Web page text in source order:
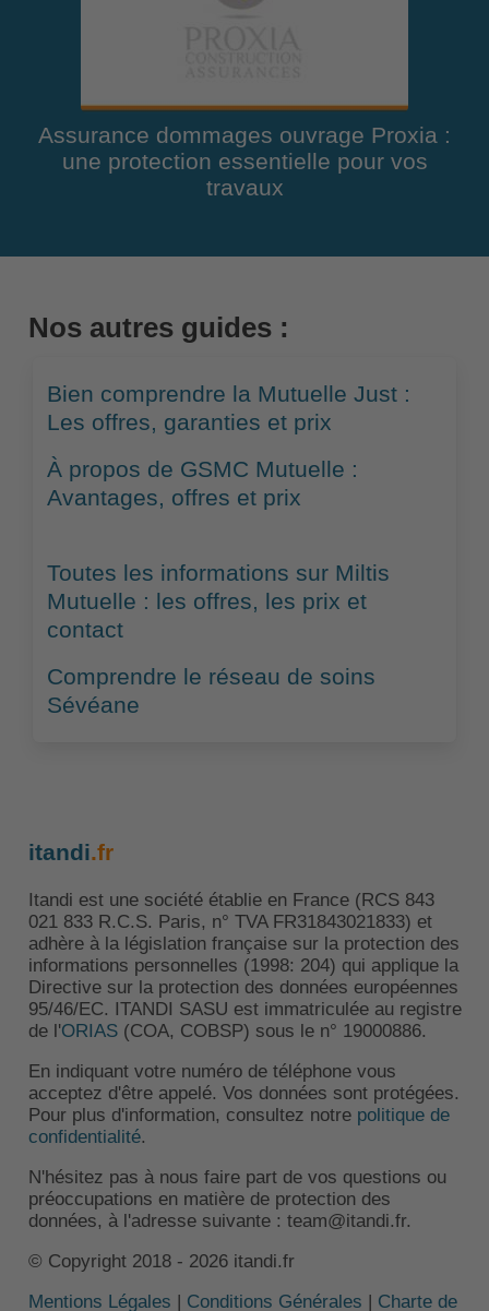
Assurance dommages ouvrage Proxia :
une protection essentielle pour vos
travaux
Nos autres guides :
Bien comprendre la Mutuelle Just :
Les offres, garanties et prix
À propos de GSMC Mutuelle :
Avantages, offres et prix
Toutes les informations sur Miltis
Mutuelle : les offres, les prix et
contact
Comprendre le réseau de soins
Sévéane
itandi.fr
Itandi est une société établie en France (RCS 843
021 833 R.C.S. Paris, n° TVA FR31843021833) et
adhère à la législation française sur la protection des
informations personnelles (1998: 204) qui applique la
Directive sur la protection des données européennes
95/46/EC. ITANDI SASU est immatriculée au registre
de l'ORIAS(COA, COBSP) sous le n° 19000886.
En indiquant votre numéro de téléphone vous
acceptez d'être appelé. Vos données sont protégées.
Pour plus d'information, consultez notre politique de
confidentialité.
N'hésitez pas à nous faire part de vos questions ou
préoccupations en matière de protection des
données, à l'adresse suivante : team@itandi.fr.
© Copyright 2018 - 2026 itandi.fr
Mentions Légales
Conditions Générales Charte de